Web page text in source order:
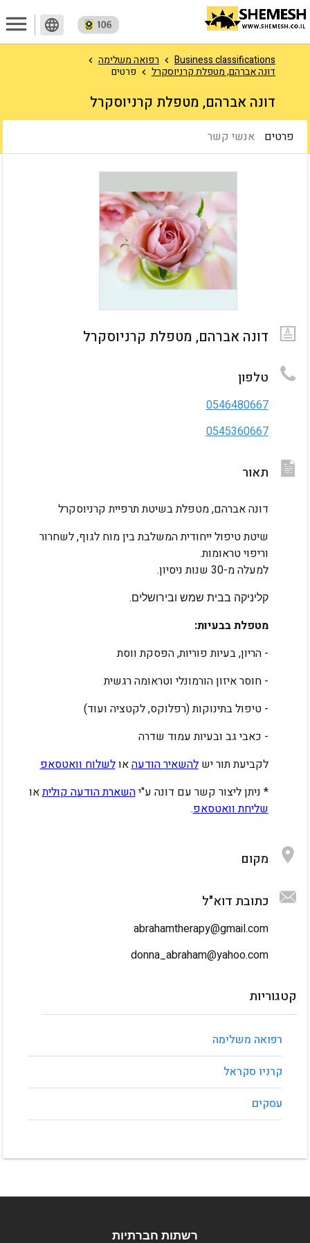
language
menu
Business classifications
רפואה משלימה
דונה אברהם, מטפלת קרניוסקרל
פרטים
דונה אברהם, מטפלת קרניוסקרל
פרטים אנשי קשר
דונה אברהם, מטפלת קרניוסקרל
טלפון
0546480667
0545360667
גלריית תמונות
תאור
דונה אברהם, מטפלת בשיטת תרפיית קרניוסקרל
וריפוי טראומות.
למעלה מ-30 שנות ניסיון.
קליניקה בבית שמש ובירושלים.
מטפלת בבעיות:
- הריון, בעיות פוריות, הפסקת ווסת
- חוסר איזון הורמונלי וטראומה רגשית
- טיפול בתינוקות (רפלוקס, לקטציה ועוד)
- כאבי גב ובעיות עמוד שדרה
לקביעת תור יש להשאיר הודעה או לשלוח וואטסאפ
* ניתן ליצור קשר עם דונה ע"י השארת הודעה קולית או
שליחת וואטסאפ.
SERVICES
גלריית וידאו
מקום
כתובת דוא"ל
abrahamtherapy@gmail.com
donna_abraham@yahoo.com
שפות שירות
הורדות
קטגוריות
רפואה משלימה
קרניו סקראל
עסקים
רשתות חברתיות